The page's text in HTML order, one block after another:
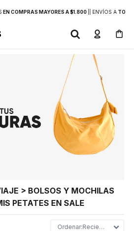
EN COMPRAS MAYORES A $1.800 | ENVÍOS ATODO
> BOLSOS Y MOCHILAS
PETATES EN SALE
Recientes